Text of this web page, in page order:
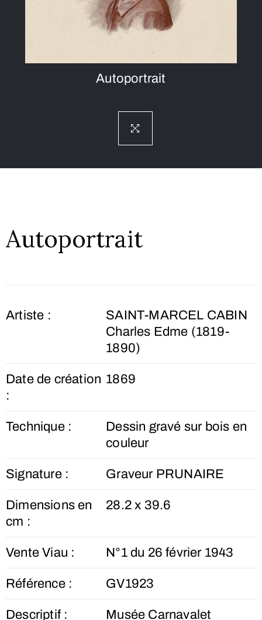
Autoportrait
Autoportrait
Artiste :
SAINT-MARCEL CABIN
Charles Edme (1819-
1890)
Date de création
:
1869
Technique :
Dessin gravé sur bois en
couleur
Signature : Graveur PRUNAIRE
Dimensions en
cm :
28.2 x 39.6
Vente Viau : N°1 du 26 février 1943
Référence : GV1923
Descriptif :
Musée Carnavalet